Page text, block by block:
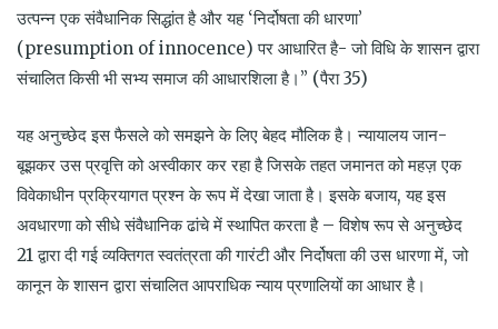
उत्पन्न एक संवैधानिक सिद्धांत है और यह ‘निर्दोषता की धारणा’
(presumption of innocence) पर आधारित है- जो विधि के शासन द्वारा
संचालित किसी भी सभ्य समाज की आधारशिला है।” (पैरा 35)
यह अनुच्छेद इस फैसले को समझने के लिए बेहद मौलिक है। न्यायालय जान-
बूझकर उस प्रवृत्ति को अस्वीकार कर रहा है जिसके तहत जमानत को महज़ एक
विवेकाधीन प्रक्रियागत प्रश्न के रूप में देखा जाता है। इसके बजाय, यह इस
अवधारणा को सीधे संवैधानिक ढांचे में स्थापित करता है – विशेष रूप से अनुच्छेद
21 द्वारा दी गई व्यक्तिगत स्वतंत्रता की गारंटी और निर्दोषता की उस धारणा में, जो
कानून के शासन द्वारा संचालित आपराधिक न्याय प्रणालियों का आधार है।